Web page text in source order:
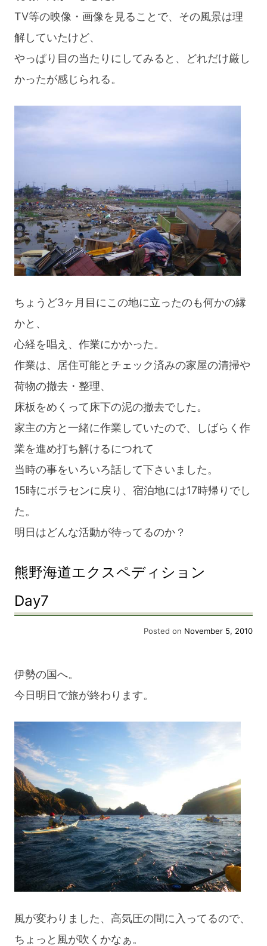
TV等の映像・画像を見ることで、その風景は理
解していたけど、
やっぱり目の当たりにしてみると、どれだけ厳し
かったが感じられる。
ちょうど3ヶ月目にこの地に立ったのも何かの縁
かと、
心経を唱え、作業にかかった。
作業は、居住可能とチェック済みの家屋の清掃や
荷物の撤去・整理、
床板をめくって床下の泥の撤去でした。
家主の方と一緒に作業していたので、しばらく作
業を進め打ち解けるにつれて
当時の事をいろいろ話して下さいました。
15時にボラセンに戻り、宿泊地には17時帰りでし
た。
明日はどんな活動が待ってるのか？
熊野海道エクスペディション
Day7
Posted on November 5, 2010
伊勢の国へ。
今日明日で旅が終わります。
風が変わりました、高気圧の間に入ってるので、
ちょっと風が吹くかなぁ。